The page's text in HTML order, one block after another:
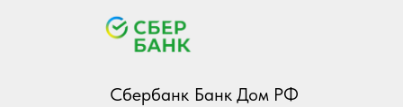
Сбербанк Банк Дом РФ